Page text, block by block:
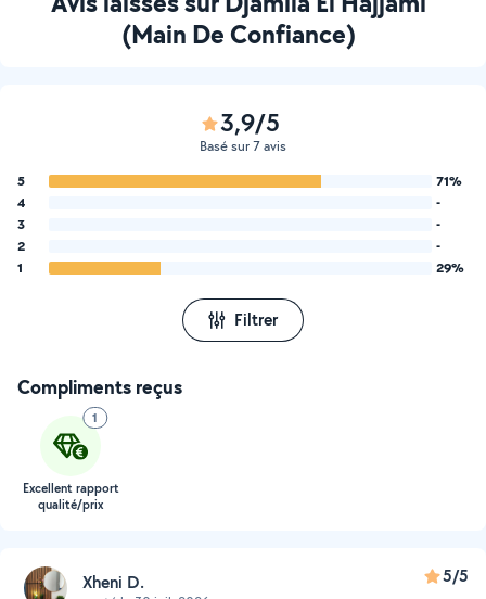
(Main De Confiance)
3,9/5
Basé sur 7 avis
5
71%
4
-
3
-
2
-
1
29%
Filtrer
Compliments reçus
1
Excellent rapport
qualité/prix
Xheni D. 5/5